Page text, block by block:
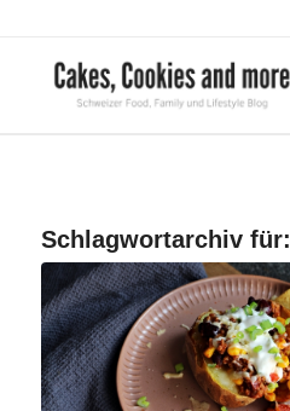
Schlagwortarchiv für: